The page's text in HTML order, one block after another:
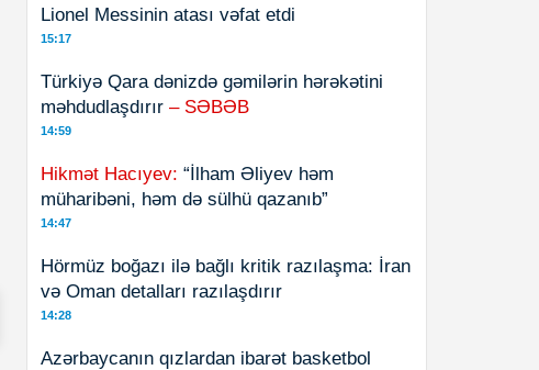
Lionel Messinin atası vəfat etdi
15:17
Türkiyə Qara dənizdə gəmilərin hərəkətini
məhdudlaşdırır – SƏBƏB
14:59
Hikmət Hacıyev: “İlham Əliyev həm
müharibəni, həm də sülhü qazanıb”
14:47
Hörmüz boğazı ilə bağlı kritik razılaşma: İran
və Oman detalları razılaşdırır
14:28
Azərbaycanın qızlardan ibarət basketbol